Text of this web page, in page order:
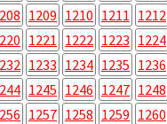
1209 1210 1211 1212
1221 1222 1223 1224
1233 1234 1235 1236
1245 1246 1247 1248
1257 1258 1259 1260